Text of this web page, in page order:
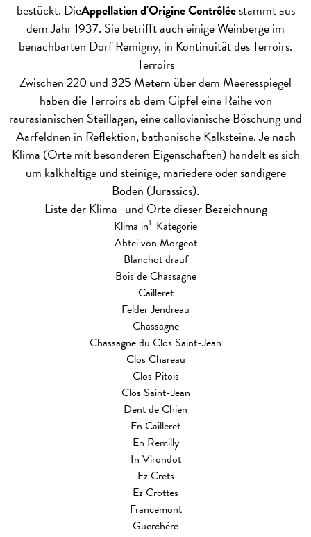
bestückt. DieAppellation d'Origine Contrôléestammt aus
dem Jahr 1937. Sie betrifft auch einige Weinberge im
benachbarten Dorf Remigny, in Kontinuität des Terroirs.
Terroirs
Zwischen 220 und 325 Metern über dem Meeresspiegel
haben die Terroirs ab dem Gipfel eine Reihe von
raurasianischen Steillagen, eine callovianische Böschung und
Aarfeldnen in Reflektion, bathonische Kalksteine. Je nach
Klima (Orte mit besonderen Eigenschaften) handelt es sich
um kalkhaltige und steinige, mariedere oder sandigere
Böden (Jurassics).
Liste der Klima- und Orte dieser Bezeichnung
Klima in1. Kategorie
Abtei von Morgeot
Blanchot drauf
Bois de Chassagne
Cailleret
Felder Jendreau
Chassagne
Chassagne du Clos Saint-Jean
Clos Chareau
Clos Pitois
Clos Saint-Jean
Dent de Chien
En Cailleret
En Remilly
In Virondot
Ez Crets
Ez Crottes
Francemont
Guerchère